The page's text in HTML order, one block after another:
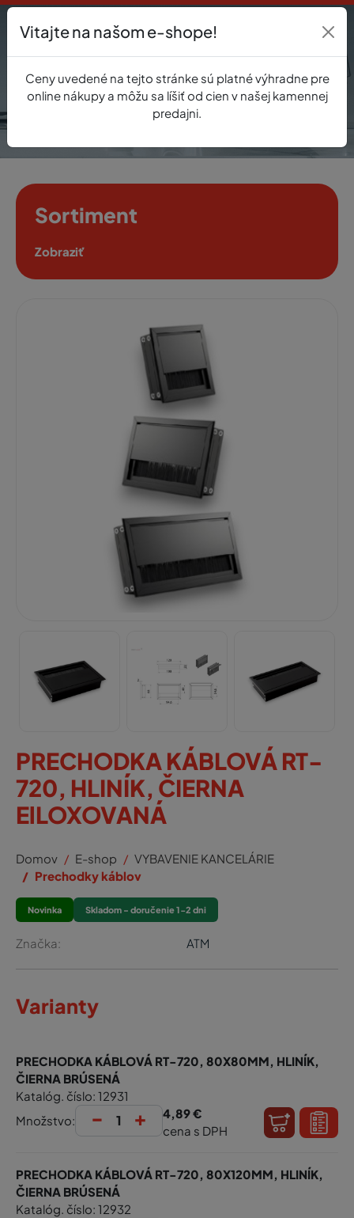
0
Sortiment
Zobraziť
PRECHODKA KÁBLOVÁ RT-
720, HLINÍK, ČIERNA
ElLOXOVANÁ
Domov E-shop
VYBAVENIE KANCELÁRIE
Prechodky káblov
Novinka Skladom - doručenie 1-2 dni
Značka: ATM
Varianty
PRECHODKA KÁBLOVÁ RT-720, 80X80MM, HLINÍK,
ČIERNA BRÚSENÁ
Katalóg. číslo: 12931
Množstvo:
- +
4,89 €
cena s DPH
PRECHODKA KÁBLOVÁ RT-720, 80X120MM, HLINÍK,
ČIERNA BRÚSENÁ
Katalóg. číslo: 12932
Vitajte na našom e-shope!
Ceny uvedené na tejto stránke sú platné výhradne pre
online nákupy a môžu sa líšiť od cien v našej kamennej
predajni.